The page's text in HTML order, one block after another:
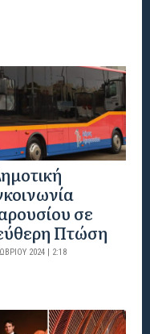
σε
Πτώση
2024 | 2:18